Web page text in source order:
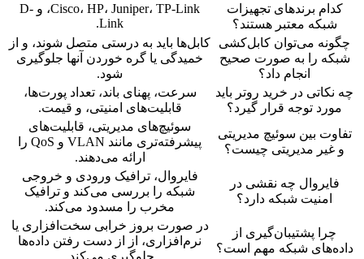
کدام برندهای تجهیزات
شبکه معتبر هستند؟
Cisco، HP، Juniper، TP-Link، و D-
Link.
چگونه می‌توان کابل‌کشی
شبکه را به صورت صحیح
انجام داد؟
کابل‌ها باید به درستی متصل شوند، و از
خمیدگی یا گره خوردن آنها جلوگیری
شود.
چه نکاتی در خرید روتر باید
مورد توجه قرار گیرد؟
سرعت، پهنای باند، تعداد پورت‌ها،
قابلیت‌های امنیتی، و قیمت.
تفاوت بین سوئیچ مدیریتی
و غیر مدیریتی چیست؟
سوئیچ‌های مدیریتی، قابلیت‌های
پیشرفته‌تری مانند VLAN و QoS را
ارائه می‌دهند.
فایروال چه نقشی در
امنیت شبکه دارد؟
فایروال، ترافیک ورودی و خروجی
شبکه را بررسی می‌کند و ترافیک
مخرب را مسدود می‌کند.
چرا پشتیبان‌گیری از
داده‌های شبکه مهم است؟
در صورت بروز خرابی سخت‌افزاری یا
نرم‌افزاری، از از دست رفتن داده‌ها
جلوگیری می‌کند.